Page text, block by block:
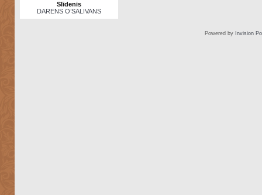
Slīdenis
DARENS O’SALIVANS
Powered by Invision